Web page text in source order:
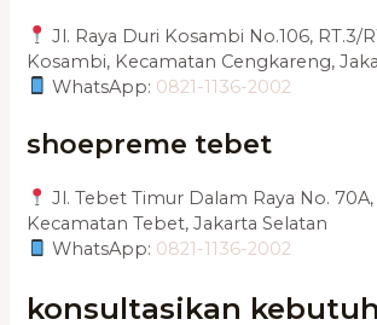
Jl. Raya Duri Kosambi No.106, RT.3/
Kosambi, Kecamatan Cengkareng,
WhatsApp: 0821-1136-2002
shoepreme tebet
Jl. Tebet Timur Dalam Raya No.
Kecamatan Tebet, Jakarta Selatan
WhatsApp: 0821-1136-2002
konsultasikan